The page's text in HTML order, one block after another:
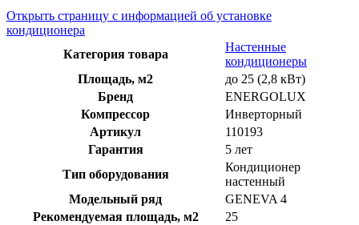
Открыть страницу с информацией об установке
кондиционера
Категория товара
Настенные
кондиционеры
Площадь, м2
до 25 (2,8 кВт)
Бренд
ENERGOLUX
Компрессор
Инверторный
Артикул
110193
Гарантия
5 лет
Тип оборудования
Кондиционер
настенный
Модельный ряд
GENEVA 4
Рекомендуемая площадь, м2
25